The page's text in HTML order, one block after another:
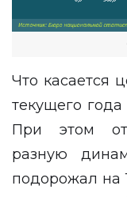
Что касается
текущего
При этом
разную
подорожал на